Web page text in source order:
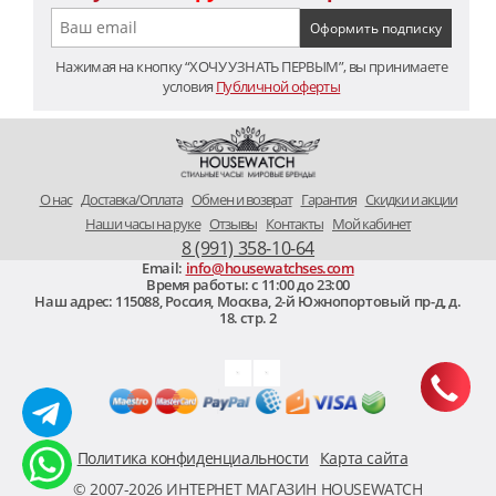
Нажимая на кнопку “ХОЧУ УЗНАТЬ ПЕРВЫМ”, вы принимаете
условия Публичной оферты
O нас Доставка/Оплата Обмен и возврат Гарантия Скидки и акции
Наши часы на руке Отзывы Контакты Мой кабинет
8 (991) 358-10-64
Политика конфиденциальности Карта сайта
Email: info@housewatchses.com
Время работы: c 11:00 до 23:00
Наш адрес: 115088, Россия, Москва 2-й Южнопортовый пр-д, д.
18. стр. 2
© 2007-2026 ИНТЕРНЕТ МАГАЗИН HOUSEWATCH